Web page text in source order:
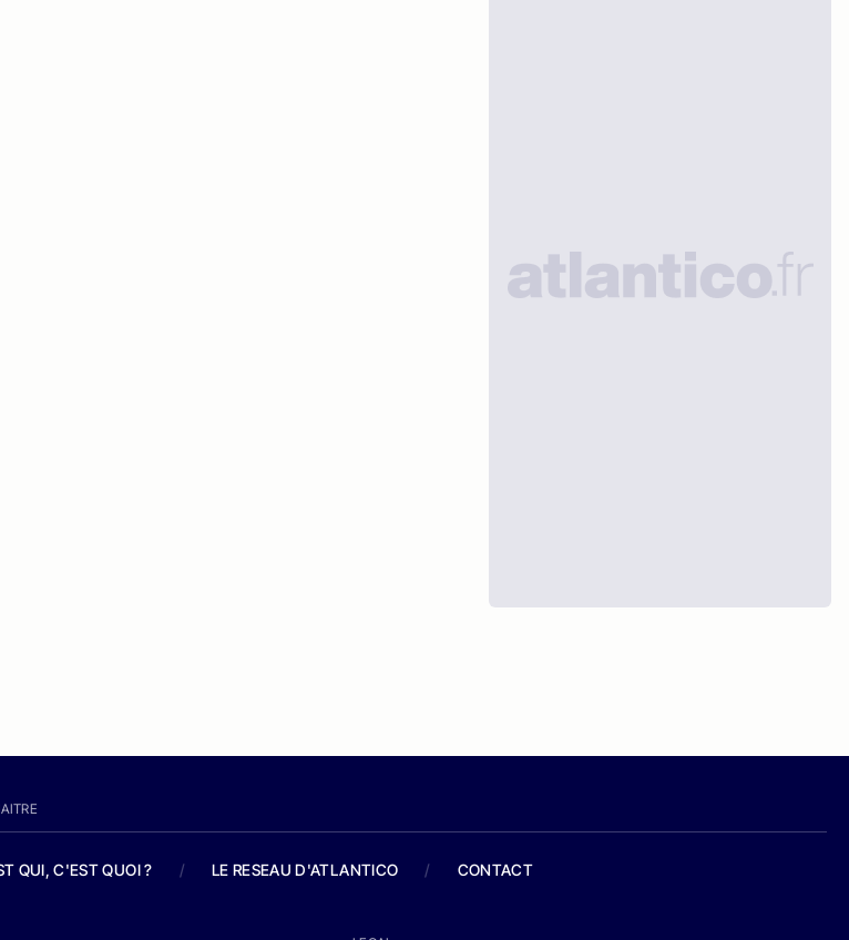
QUI, C'EST QUOI ? / LE RESEAU D'ATLANTICO / CONTACT